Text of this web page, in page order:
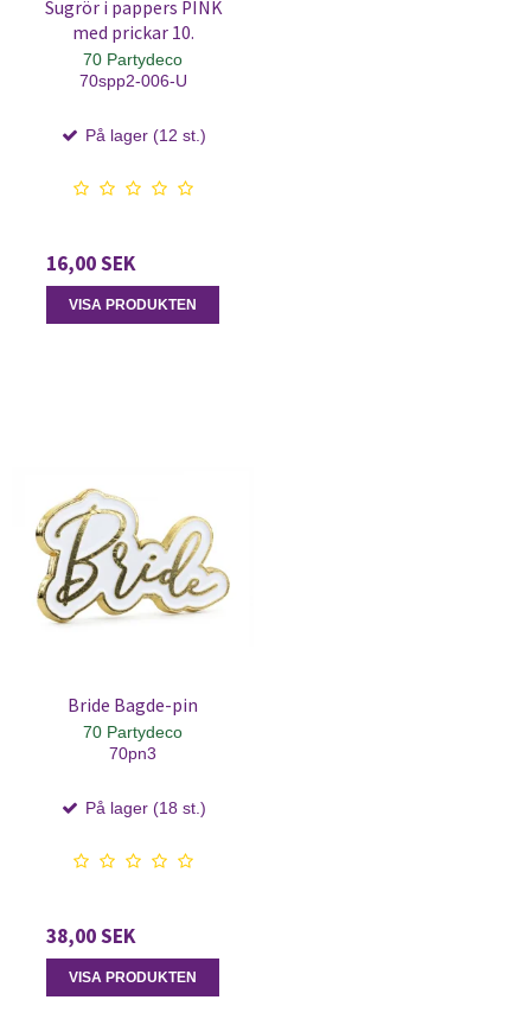
Sugrör i pappers PINK
med prickar 10.
70 Partydeco
70spp2-006-U
På lager (12 st.)
16,00 SEK
VISA PRODUKTEN
Bride Bagde-pin
70 Partydeco
70pn3
På lager (18 st.)
38,00 SEK
VISA PRODUKTEN